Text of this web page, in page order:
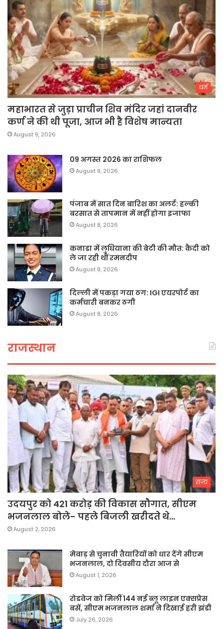
धर्म
महाभारत से जुड़ा प्राचीन शिव मंदिर जहां दानवीर
कर्ण ने की थी पूजा, आज भी है विशेष मान्यता
August 9, 2026
09 अगस्त 2026 का राशिफल
August 9, 2026
पंजाब में सात दिन बारिश का अलर्ट: हल्की
बरसात से तापमान में नहीं होगा इजाफा
August 8, 2026
कनाडा में लुधियाना की बेटी की माैत: कैदी को
ले जा रही थीं रमनदीप
August 8, 2026
दिल्ली में पकड़ा गया ठग: IGI एयरपोर्ट का
कर्मचारी बनकर ठगी
August 8, 2026
राजस्थान
राज्य
उदयपुर को 421 करोड़ की विकास सौगात, सीएम
भजनलाल बोले- पहले बिजली खरीदते थे…
August 2, 2026
मेवाड़ से चुनावी तैयारियों को धार देंगे सीएम
भजनलाल, दो दिवसीय दौरा आज से
August 1, 2026
रोडवेज को मिलीं 144 नई ब्लू लाइन एक्सप्रेस
बसें, सीएम भजनलाल शर्मा ने दिखाई हरी झंडी
July 26, 2026